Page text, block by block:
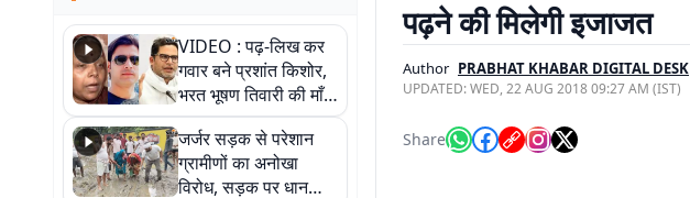
VIDEO : पढ़-लिख कर
गवार बने प्रशांत किशोर,
भरत भूषण तिवारी की माँ ने
कहा नहीं थी उम्मीद, बेटा
था तो किसी को बोलने की
नहीं थी हिम्मत
जर्जर सड़क से परेशान
ग्रामीणों का अनोखा
विरोध, सड़क पर धान
पढ़ने की मिलेगी इजाजत
Author PRABHAT KHABAR DIGITAL DESK
UPDATED:WED, 22 AUG 2018 09:27 AM (IST)
Share